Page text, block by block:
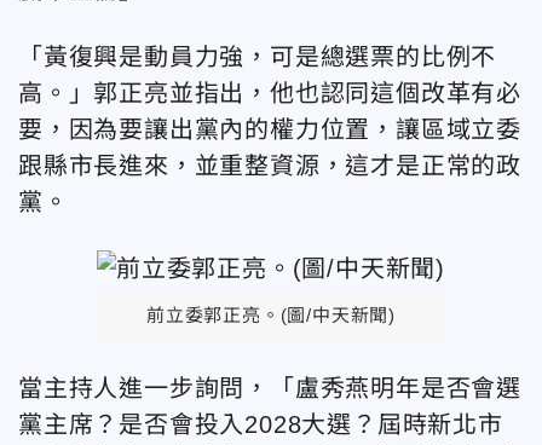
「黃復興是動員力強，可是總選票的比例不
高。」郭正亮並指出，他也認同這個改革有必
要，因為要讓出黨內的權力位置，讓區域立委
跟縣市長進來，並重整資源，這才是正常的政
黨。
前立委郭正亮。(圖/中天新聞)
當主持人進一步詢問，「盧秀燕明年是否會選
黨主席？是否會投入2028大選？屆時新北市